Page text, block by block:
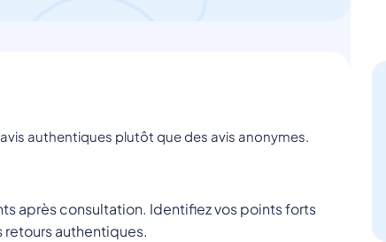
authentiques plutôt que des avis anonymes.
après consultation. Identifiez vos points forts
authentiques.